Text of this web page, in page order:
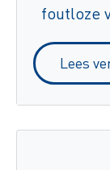
foutloze
Lees